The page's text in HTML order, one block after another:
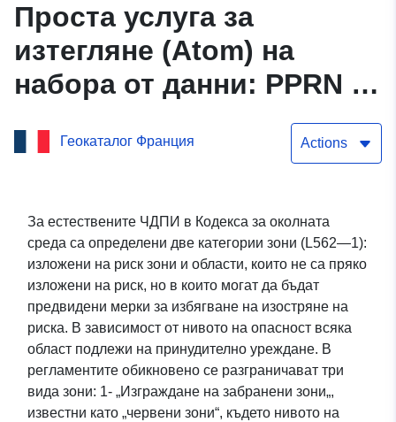
Проста услуга за
изтегляне (Atom) на
набора от данни: PPRN —
регулираните райони в
Геокаталог Франция Actions
За естествените ЧДПИ в Кодекса за околната
среда са определени две категории зони (L562—1):
изложени на риск зони и области, които не са пряко
изложени на риск, но в които могат да бъдат
предвидени мерки за избягване на изостряне на
риска. В зависимост от нивото на опасност всяка
област подлежи на принудително уреждане. В
регламентите обикновено се разграничават три
вида зони: 1- „Изграждане на забранени зони„,
известни като „червени зони“, където нивото на